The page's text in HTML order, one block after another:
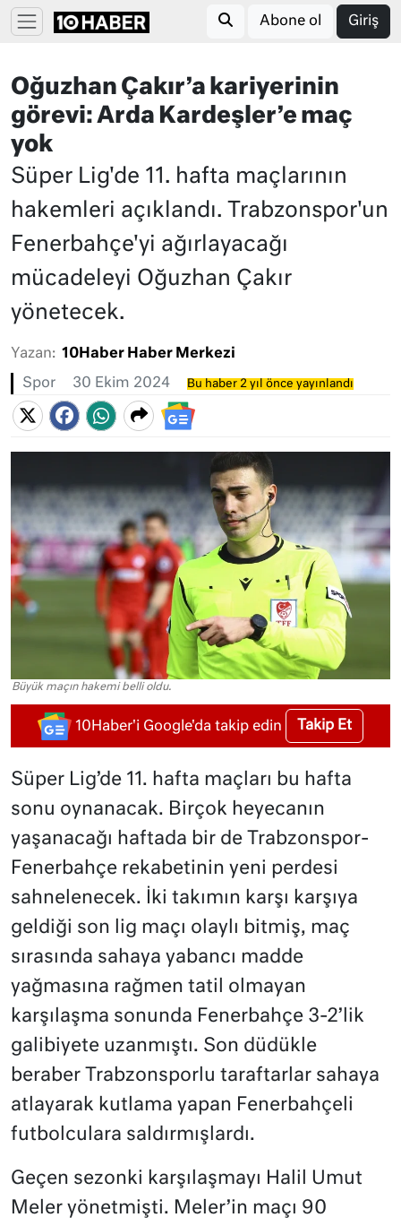
Abone ol Giriş
Oğuzhan Çakır’a kariyerinin
görevi: Arda Kardeşler’e maç
yok
Süper Lig'de 11. hafta maçlarının
hakemleri açıklandı. Trabzonspor'un
Fenerbahçe'yi ağırlayacağı
mücadeleyi Oğuzhan Çakır
yönetecek.
Yazan: 10Haber Haber Merkezi
Spor 30 Ekim 2024 Bu haber 2 yıl önce yayınlandı
Büyük maçın hakemi belli oldu.
10Haber'i Google'da takip edin Takip Et
Süper Lig’de 11. hafta maçları bu hafta
sonu oynanacak. Birçok heyecanın
yaşanacağı haftada bir de Trabzonspor-
Fenerbahçe rekabetinin yeni perdesi
sahnelenecek. İki takımın karşı karşıya
geldiği son lig maçı olaylı bitmiş, maç
sırasında sahaya yabancı madde
yağmasına rağmen tatil olmayan
karşılaşma sonunda Fenerbahçe 3-2’lik
galibiyete uzanmıştı. Son düdükle
beraber Trabzonsporlu taraftarlar sahaya
atlayarak kutlama yapan Fenerbahçeli
futbolculara saldırmışlardı.
Geçen sezonki karşılaşmayı Halil Umut
Meler yönetmişti. Meler’in maçı 90